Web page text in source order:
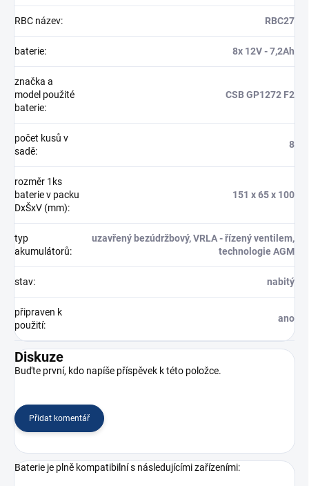
RBC název: RBC27
baterie: 8x 12V - 7,2Ah
značka a
model použité
baterie:
CSB GP1272 F2
počet kusů v
sadě:
8
rozměr 1ks
baterie v packu
DxŠxV (mm):
151 x 65 x 100
typ
akumulátorů:
uzavřený bezúdržbový, VRLA - řízený ventilem,
technologie AGM
stav: nabitý
připraven k
použití:
ano
Diskuze
Buďte první, kdo napíše příspěvek k této položce.
Přidat komentář
Baterie je plně kompatibilní s následujícími zařízeními: